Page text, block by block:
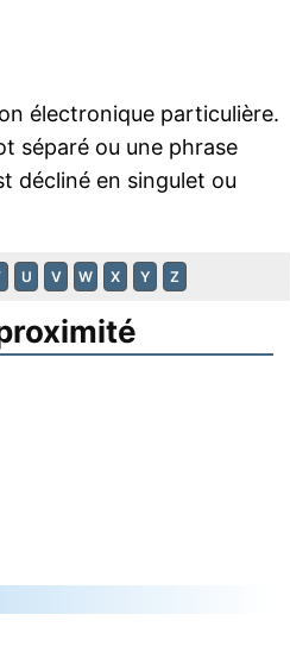
électronique particulière.
séparé ou une phrase
décliné en singulet ou
U V W X Y Z